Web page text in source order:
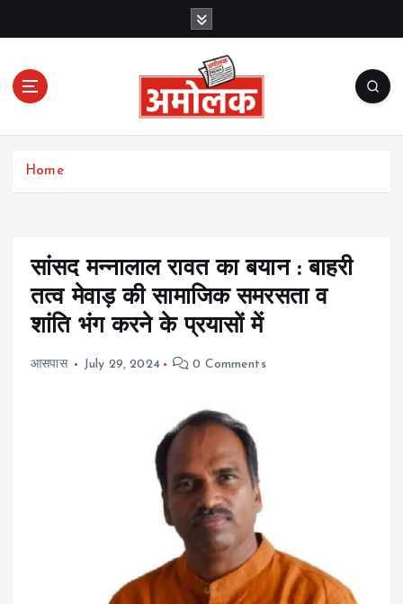
c
Amolak News
Home
सांसद मन्नालाल रावत का बयान : बाहरी
तत्व मेवाड़ की सामाजिक समरसता व
शांति भंग करने के प्रयासों में
आसपास July 29, 2024 0 Comments